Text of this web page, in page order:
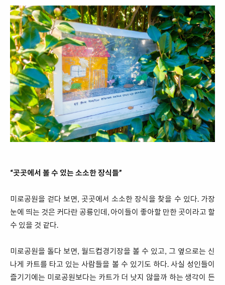
“곳곳에서 볼 수 있는 소소한 장식들”
미로공원을 걷다 보면, 곳곳에서 소소한 장식을 찾을 수 있다. 가장
눈에 띄는 것은 커다란 공룡인데, 아이들이 좋아할 만한 곳이라고 할
수 있을 것 같다.
미로공원을 돌다 보면, 월드컵경기장을 볼 수 있고, 그 옆으로는 신
나게 카트를 타고 있는 사람들을 볼 수 있기도 하다. 사실 성인들이
즐기기에는 미로공원보다는 카트가 더 낫지 않을까 하는 생각이 든